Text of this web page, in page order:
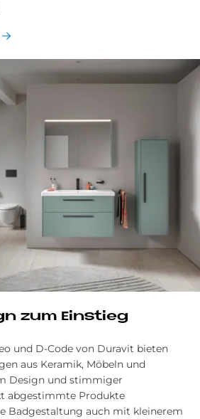
zum Ein­stieg
und D-Code von Duravit bieten
aus Keramik, Möbeln und
Design und stimmiger
abgestimmte Produkte
Badgestaltung auch mit kleinerem